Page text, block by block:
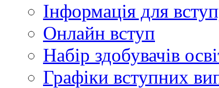
Інформація для
Онлайн вступ
Набір здобувачів
Графіки вступних